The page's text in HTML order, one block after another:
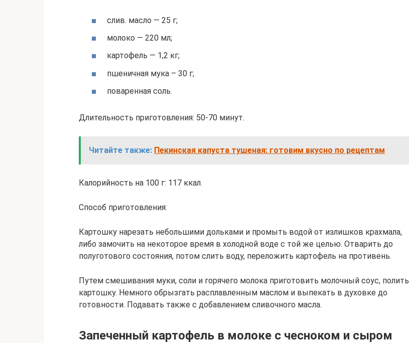
слив. масло — 25 г;
молоко — 220 мл;
картофель — 1,2 кг;
пшеничная мука – 30 г;
поваренная соль.
Длительность приготовления: 50-70 минут.
Читайте также: Пекинская капуста тушеная: готовим вкусно по рецептам
Калорийность на 100 г: 117 ккал.
Способ приготовления:
Картошку нарезать небольшими дольками и промыть водой от излишков крахмала,
либо замочить на некоторое время в холодной воде с той же целью. Отварить до
полуготового состояния, потом слить воду, переложить картофель на противень.
Путем смешивания муки, соли и горячего молока приготовить молочный соус, полить
картошку. Немного обрызгать расплавленным маслом и выпекать в духовке до
готовности. Подавать также с добавлением сливочного масла.
Запеченный картофель в молоке с чесноком и сыром